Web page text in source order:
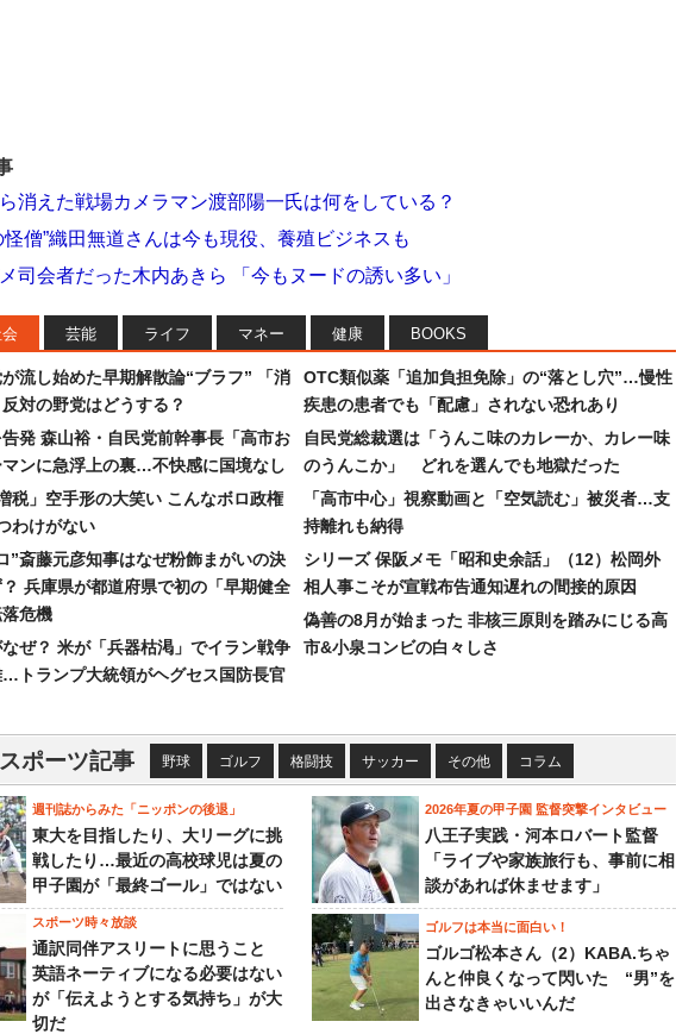
消えた戦場カメラマン渡部陽一氏は何をしている？
怪僧”織田無道さんは今も現役、養殖ビジネスも
司会者だった木内あきら 「今もヌードの誘い多い」
芸能 ライフ マネー 健康 BOOKS
流し始めた早期解散論“ブラフ” 「消
対の野党はどうする？
告発 森山裕・自民党前幹事長「高市お
マンに急浮上の裏…不快感に国境なし
税」空手形の大笑い こんなボロ政権
わけがない
”斎藤元彦知事はなぜ粉飾まがいの決
兵庫県が都道府県で初の「早期健全
危機
ぜ？ 米が「兵器枯渇」でイラン戦争
…トランプ大統領がヘグセス国防長官
OTC類似薬「追加負担免除」の“落とし穴”…慢性
疾患の患者でも「配慮」されない恐れあり
自民党総裁選は「うんこ味のカレーか、カレー味
のうんこか」 どれを選んでも地獄だった
「高市中心」視察動画と「空気読む」被災者…支
持離れも納得
シリーズ 保阪メモ「昭和史余話」（12）松岡外
相人事こそが宣戦布告通知遅れの間接的原因
偽善の8月が始まった 非核三原則を踏みにじる高
市&小泉コンビの白々しさ
ポーツ記事 野球 ゴルフ 格闘技 サッカー その他 コラム
週刊誌からみた「ニッポンの後退」
東大を目指したり、大リーグに挑
戦したり…最近の高校球児は夏の
甲子園が「最終ゴール」ではない
2026年夏の甲子園 監督突撃インタビュー
八王子実践・河本ロバート監督
「ライブや家族旅行も、事前に相
談があれば休ませます」
スポーツ時々放談
通訳同伴アスリートに思うこと
英語ネーティブになる必要はない
が「伝えようとする気持ち」が大
切だ
ゴルフは本当に面白い！
ゴルゴ松本さん（2）KABA.ちゃ
んと仲良くなって閃いた “男”を
出さなきゃいいんだ